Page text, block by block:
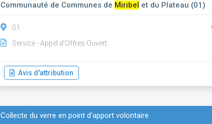
Communauté de Communes de Miribel et du Plateau (01)
01
Service - Appel d'Offres Ouvert
Avis d'attribution
Collecte du verre en point d'apport volontaire